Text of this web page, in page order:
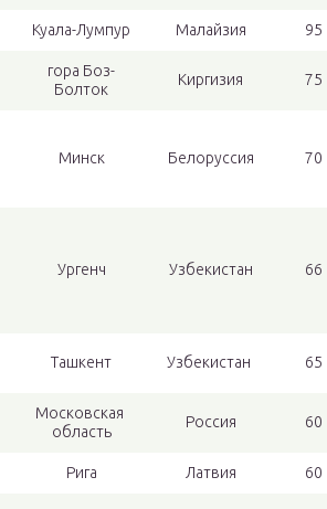
Куала-Лумпур Малайзия 95
гора Боз-
Болток
Киргизия 75
Минск Белоруссия 70
Ургенч Узбекистан 66
Ташкент Узбекистан 65
Московская
область
Россия 60
Рига Латвия 60